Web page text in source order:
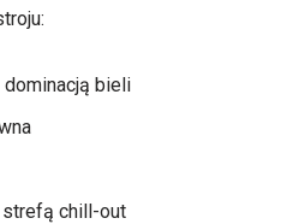
bieli
chill-out